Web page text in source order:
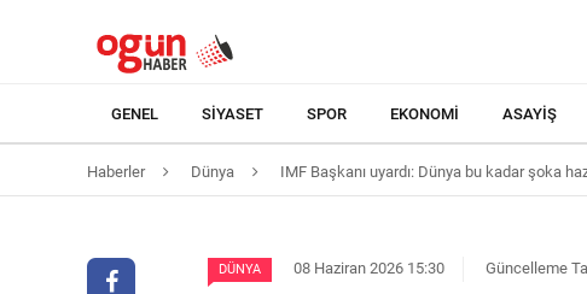
GENEL SIYASET SPOR EKONOMI ASAYIŞ
Haberler Dünya IMF Başkanı uyardı: Dünya bu kadar şoka
DÜNYA 08 Haziran 2026 15:30 Güncelleme